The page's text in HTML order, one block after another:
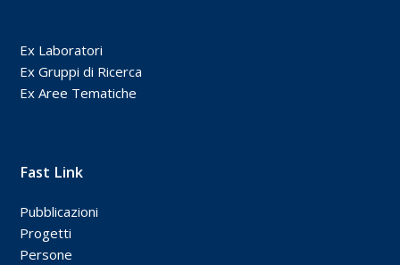
Ex Laboratori
Ex Gruppi di Ricerca
Ex Aree Tematiche
Fast Link
Pubblicazioni
Progetti
Persone